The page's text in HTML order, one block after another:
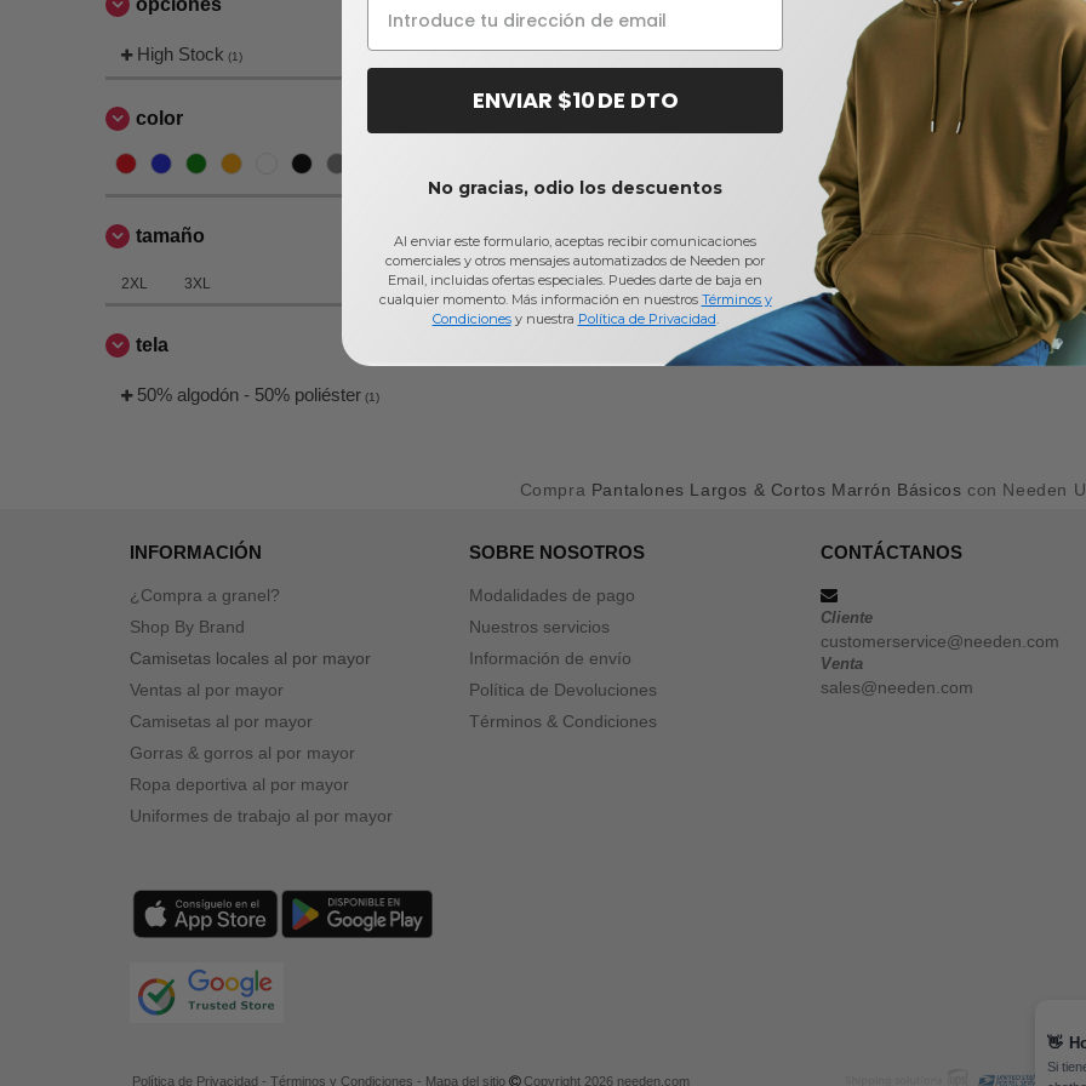
opciones
High Stock (1)
color
tamaño
2XL 3XL
tela
50% algodón - 50% poliéster (1)
Compra Pantalones Largos & Cortos Marrón Básicos con Needen
INFORMACIÓN
¿Compra a granel?
Shop By Brand
Camisetas locales al por mayor
Ventas al por mayor
Camisetas al por mayor
Gorras & gorros al por mayor
Ropa deportiva al por mayor
Uniformes de trabajo al por mayor
SOBRE NOSOTROS
Modalidades de pago
Nuestros servicios
Información de envío
Política de Devoluciones
Términos & Condiciones
CONTÁCTANOS
Cliente
customerservice@needen.com
Venta
sales@needen.com
Política de Privacidad - Términos y Condiciones - Mapa del sitio Copyright 2026 needen.com
👋
Si
ENVIAR $10 DE DTO
No gracias, odio los descuentos
Al enviar este formulario, aceptas recibir comunicaciones
comerciales y otros mensajes automatizados de Needen por
Email, incluidas ofertas especiales. Puedes darte de baja en
cualquier momento. Más información en nuestros Términos y
Condicionesy nuestra Política de Privacidad.